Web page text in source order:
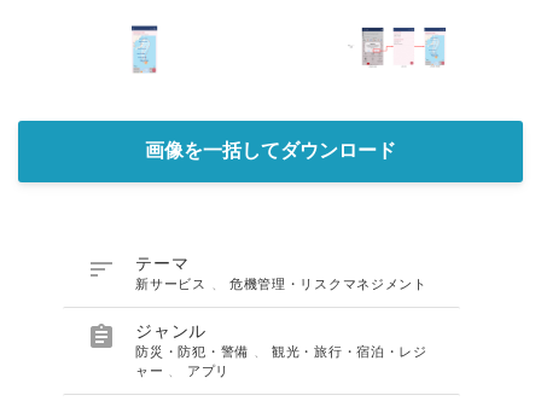
画像を一括してダウンロード
 テーマ
新サービス 危機管理・リスクマネジメント
 ジャンル
防災・防犯・警備 、観光・旅行・宿泊・レジ
ャー
アプリ